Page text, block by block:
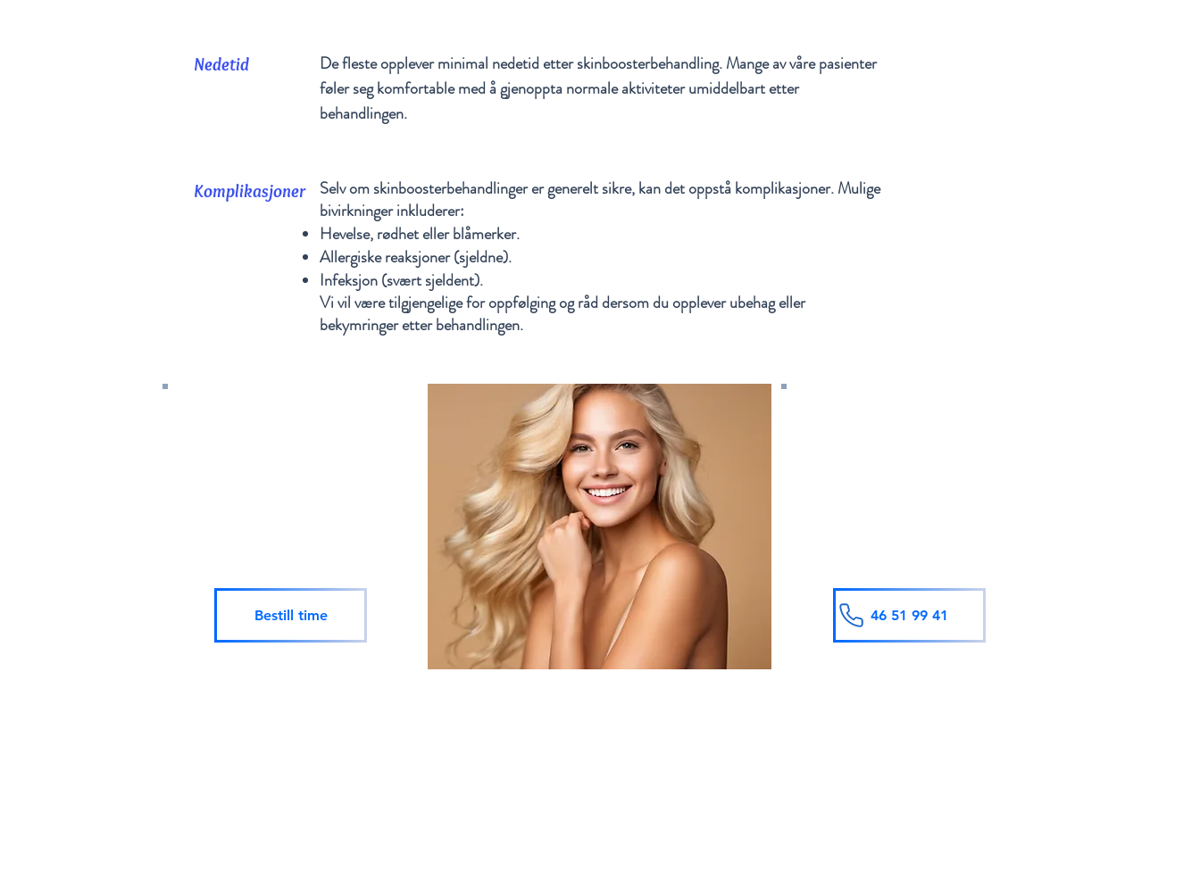
Nedetid
De fleste opplever minimal nedetid etter skinboosterbehandling. Mange av våre pasienter
føler seg komfortable med å gjenoppta normale aktiviteter umiddelbart etter
behandlingen.
Komplikasjoner
Selv om skinboosterbehandlinger er generelt sikre, kan det oppstå komplikasjoner. Mulige
bivirkninger inkluderer:
Hevelse, rødhet eller blåmerker.
Allergiske reaksjoner (sjeldne).
Infeksjon (svært sjeldent).
Vi vil være tilgjengelige for oppfølging og råd dersom du opplever ubehag eller
bekymringer etter behandlingen.
Bestill time 46 51 99 41